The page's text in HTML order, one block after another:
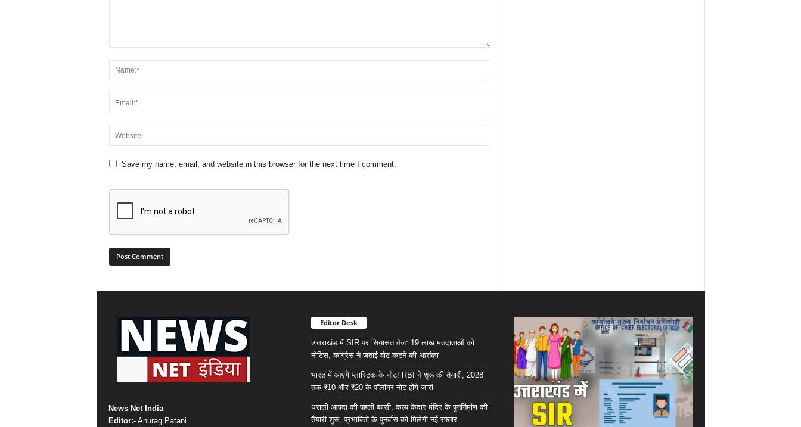
Save my name, email, and website in this browser for the next time I comment.
News Net India
Editor:-Anurag Patani
Editor Desk
उत्तराखंड में SIR पर सियासत तेज: 19 लाख मतदाताओं को
नोटिस, कांग्रेस ने जताई वोट कटने की आशंका
भारत में आएंगे प्लास्टिक के नोट! RBI ने शुरू की तैयारी, 2028
तक ₹10 और ₹20 के पॉलीमर नोट होंगे जारी
धराली आपदा की पहली बरसी: कल्प केदार मंदिर के पुनर्निर्माण की
तैयारी शुरू, प्रभावितों के पुनर्वास को मिलेगी नई रफ्तार